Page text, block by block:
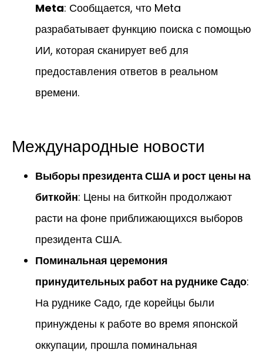
Meta: Сообщается, что Meta
разрабатывает функцию поиска с помощью
ИИ, которая сканирует веб для
предоставления ответов в реальном
времени.
Международные новости
Выборы президента США и рост цены на
биткойн: Цены на биткойн продолжают
расти на фоне приближающихся выборов
президента США.
Поминальная церемония
принудительных работ на руднике Садо:
На руднике Садо, где корейцы были
принуждены к работе во время японской
оккупации, прошла поминальная